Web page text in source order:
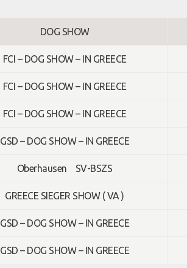
DOG SHOW
FCI – DOG SHOW – IN GREECE
FCI – DOG SHOW – IN GREECE
FCI – DOG SHOW – IN GREECE
GSD – DOG SHOW – IN GREECE
Oberhausen SV-BSZS
GREECE SIEGER SHOW ( VA )
GSD – DOG SHOW – IN GREECE
GSD – DOG SHOW – IN GREECE